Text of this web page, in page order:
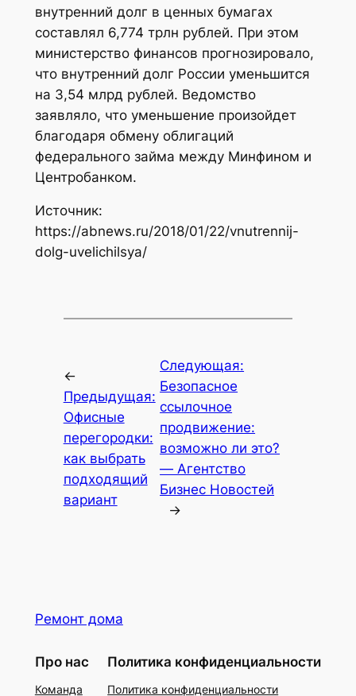
внутренний долг в ценных бумагах
составлял 6,774 трлн рублей. При этом
министерство финансов прогнозировало,
что внутренний долг России уменьшится
на 3,54 млрд рублей. Ведомство
заявляло, что уменьшение произойдет
благодаря обмену облигаций
федерального займа между Минфином и
Центробанком.
Источник:
https://abnews.ru/2018/01/22/vnutrennij-
dolg-uvelichilsya/
←
Предыдущая:
Офисные
перегородки:
как выбрать
подходящий
вариант
Следующая:
Безопасное
ссылочное
продвижение:
возможно ли это?
— Агентство
Бизнес Новостей
→
Ремонт дома
Про нас
Команда
Политика конфиденциальности
Политика конфиденциальности